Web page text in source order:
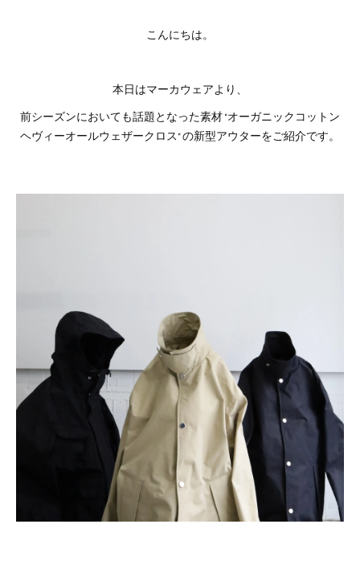
こんにちは。
本日はマーカウェアより、
前シーズンにおいても話題となった素材 "オーガニックコットン
ヘヴィーオールウェザークロス" の新型アウターをご紹介です。